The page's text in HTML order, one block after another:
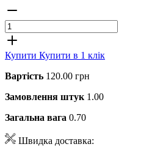
Купити Купити в 1 клік
Вартість 120.00 грн
Замовлення штук 1.00
Загальна вага 0.70
Швидка доставка: